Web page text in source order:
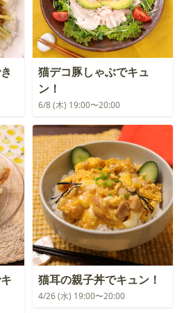
猫デコ豚しゃぶでキュ
ン！
6/8 (木) 19:00〜20:00
猫耳の親子丼でキュン！
4/26 (水) 19:00〜20:00